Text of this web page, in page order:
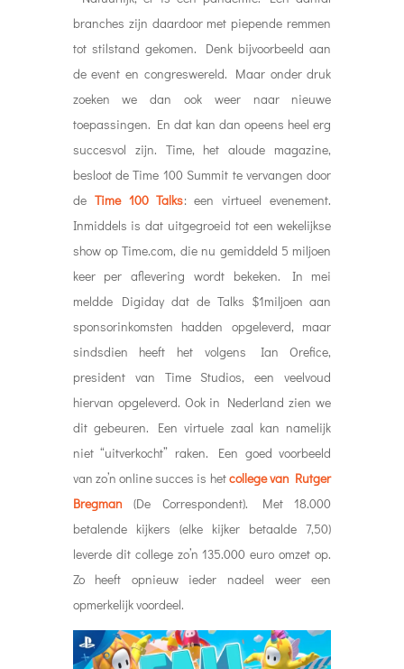
branches zijn daardoor met piepende remmen
tot stilstand gekomen. Denk bijvoorbeeld aan
de event en congreswereld. Maar onder druk
zoeken we dan ook weer naar nieuwe
toepassingen. En dat kan dan opeens heel erg
succesvol zijn. Time, het aloude magazine,
besloot de Time 100 Summit te vervangen door
de Time 100 Talks: een virtueel evenement.
Inmiddels is dat uitgegroeid tot een wekelijkse
show op Time.com, die nu gemiddeld 5 miljoen
keer per aflevering wordt bekeken. In mei
meldde Digiday dat de Talks $1miljoen aan
sponsorinkomsten hadden opgeleverd, maar
sindsdien heeft het volgens Ian Orefice,
president van Time Studios, een veelvoud
hiervan opgeleverd. Ook in Nederland zien we
dit gebeuren. Een virtuele zaal kan namelijk
niet “uitverkocht” raken. Een goed voorbeeld
van zo’n online succes is hetcollege van Rutger
Bregman (De Correspondent). Met 18.000
betalende kijkers (elke kijker betaalde 7,50)
leverde dit college zo’n 135.000 euro omzet op.
Zo heeft opnieuw ieder nadeel weer een
opmerkelijk voordeel.